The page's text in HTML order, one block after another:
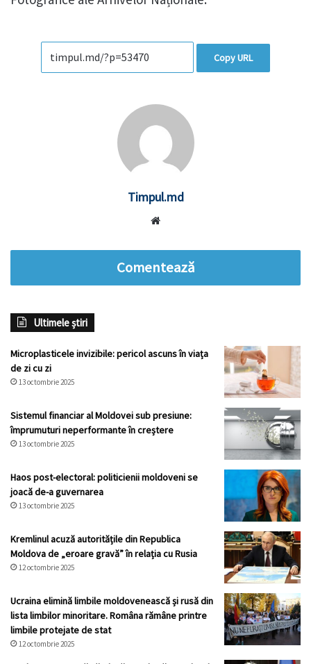
Copy URL
Timpul.md
Comentează
Ultimele știri
Microplasticele invizibile: pericol ascuns în viața
de zi cu zi
13 octombrie 2025
Sistemul financiar al Moldovei sub presiune:
împrumuturi neperformante în creștere
13 octombrie 2025
Haos post-electoral: politicienii moldoveni se
joacă de-a guvernarea
13 octombrie 2025
Kremlinul acuză autoritățile din Republica
Moldova de „eroare gravă” în relația cu Rusia
12 octombrie 2025
Ucraina elimină limbile moldovenească și rusă din
lista limbilor minoritare. Româna rămâne printre
limbile protejate de stat
12 octombrie 2025